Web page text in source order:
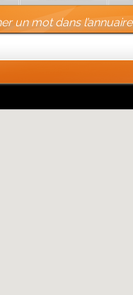
un mot dans l’annuaire